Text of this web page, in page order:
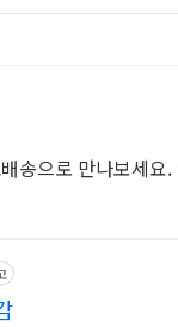
송으로 만나보세요